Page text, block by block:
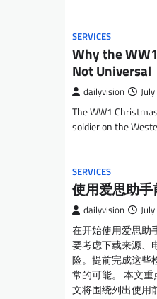
SERVICES
Why the
Not Universal
dailyvision
The WW1
soldier on the
SERVICES
使用爱思助
dailyvision
在开始使用爱思助
要考虑下载来源、
险。提前完成这些
常的可能。 本文
文将围绕列出使用